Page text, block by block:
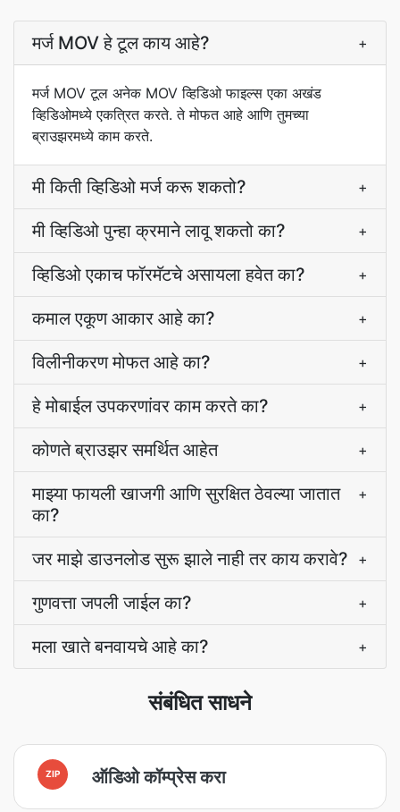
मर्ज MOV हे टूल काय आहे? +
मर्ज MOV टूल अनेक MOV व्हिडिओ फाइल्स एका अखंड
व्हिडिओमध्ये एकत्रित करते. ते मोफत आहे आणि तुमच्या
ब्राउझरमध्ये काम करते.
मी किती व्हिडिओ मर्ज करू शकतो? +
मी व्हिडिओ पुन्हा क्रमाने लावू शकतो का? +
व्हिडिओ एकाच फॉरमॅटचे असायला हवेत का? +
कमाल एकूण आकार आहे का? +
विलीनीकरण मोफत आहे का? +
हे मोबाईल उपकरणांवर काम करते का? +
कोणते ब्राउझर समर्थित आहेत +
माझ्या फायली खाजगी आणि सुरक्षित ठेवल्या जातात
का?
+
जर माझे डाउनलोड सुरू झाले नाही तर काय करावे? +
गुणवत्ता जपली जाईल का? +
मला खाते बनवायचे आहे का? +
संबंधित साधने
ZIP ऑडिओ कॉम्प्रेस करा